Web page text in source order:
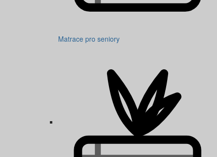
Matrace pro seniory